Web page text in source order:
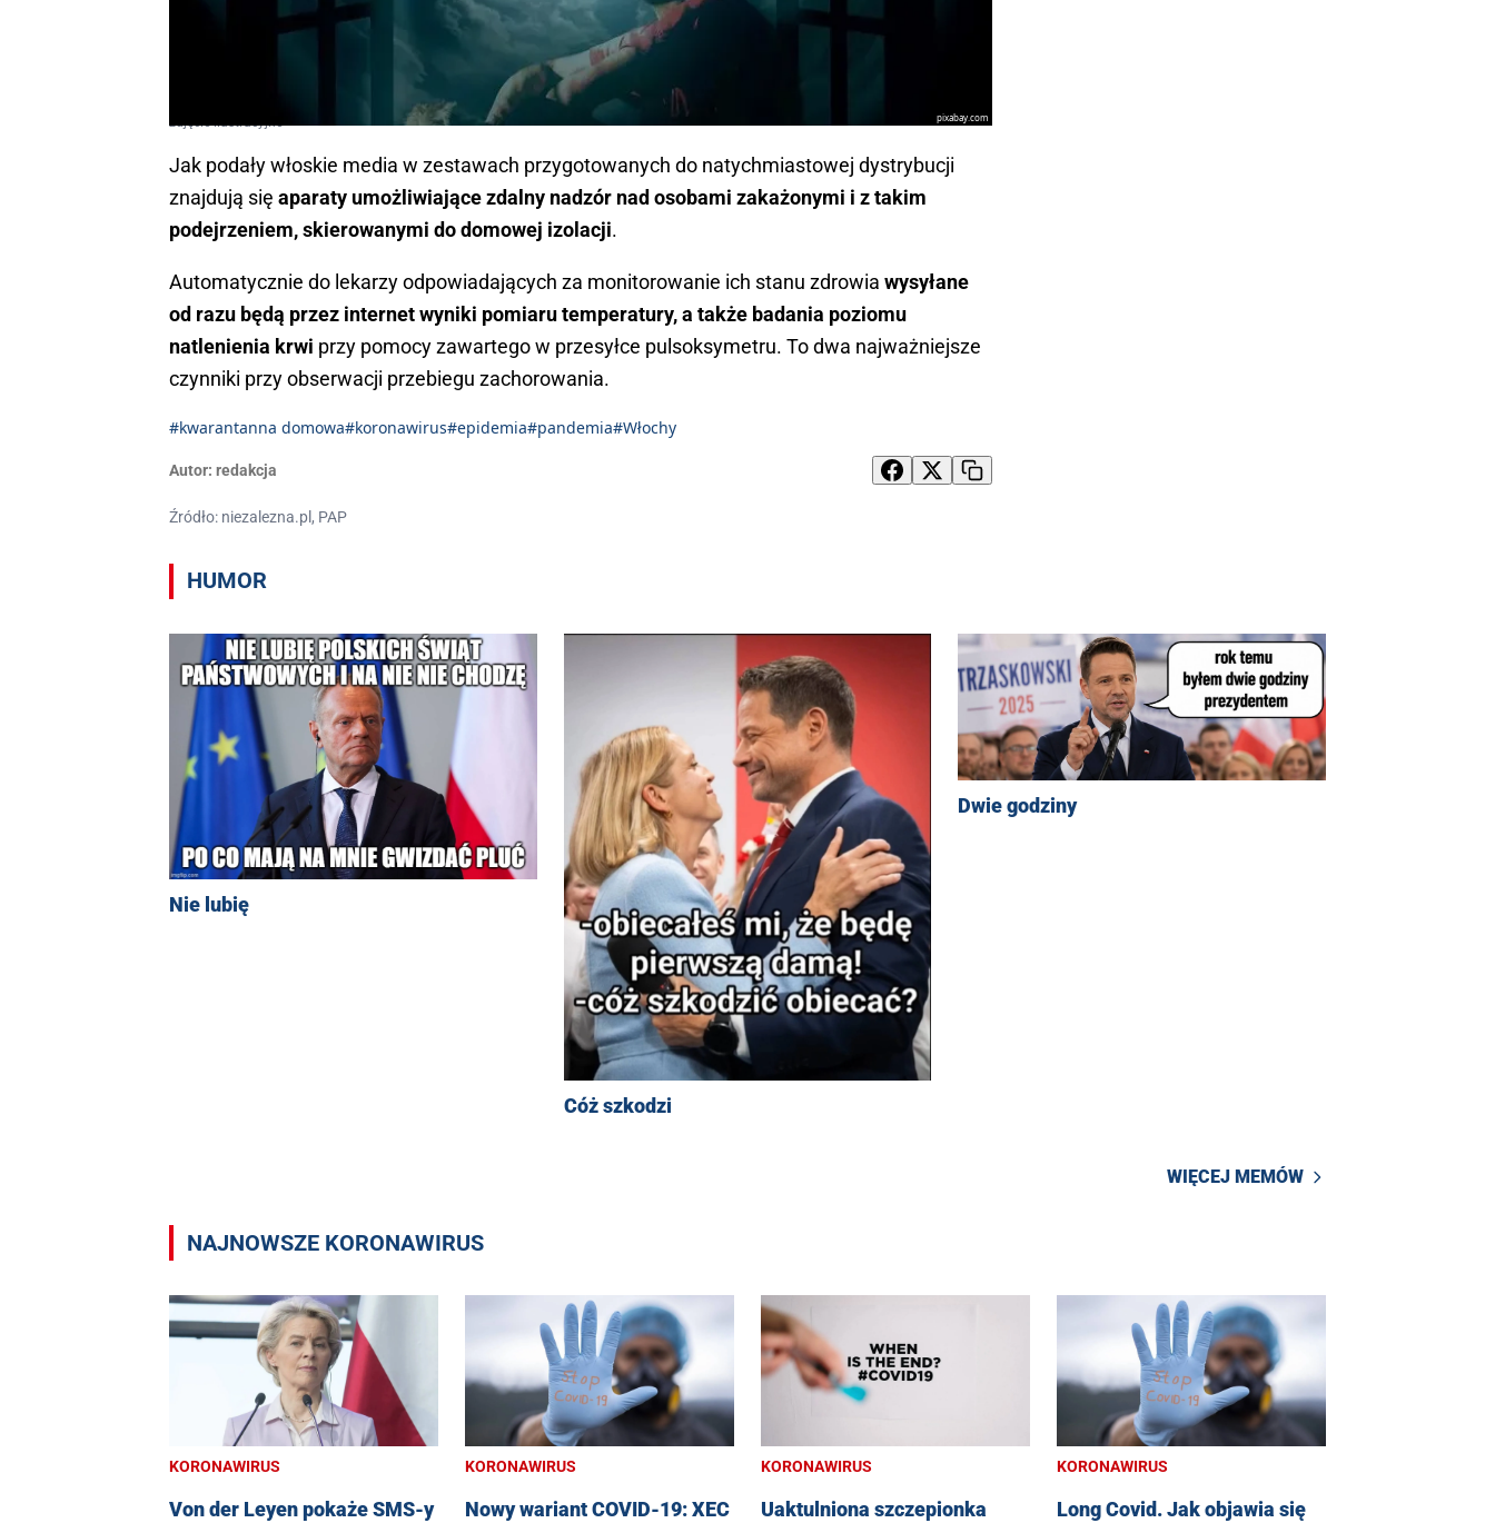
pixabay.com
zdjęcie ilustracyjne
Jak podały włoskie media w zestawach przygotowanych do natychmiastowej dystrybucji
znajdują się aparaty umożliwiające zdalny nadzór nad osobami zakażonymi i z takim
podejrzeniem, skierowanymi do domowej izolacji.
Automatycznie do lekarzy odpowiadających za monitorowanie ich stanu zdrowia wysyłane
od razu będą przez internet wyniki pomiaru temperatury, a także badania poziomu
natlenienia krwi przy pomocy zawartego w przesyłce pulsoksymetru. To dwa najważniejsze
czynniki przy obserwacji przebiegu zachorowania.
#kwarantanna domowa#koronawirus#epidemia#pandemia#Włochy
Autor: redakcja
Źródło: niezalezna.pl, PAP
HUMOR
Nie lubię
Cóż szkodzi
Dwie godziny
WIĘCEJ MEMÓW
NAJNOWSZE KORONAWIRUS
KORONAWIRUS
Von der Leyen pokaże SMS-y
KORONAWIRUS
Nowy wariant COVID-19: XEC
KORONAWIRUS
Uaktulniona szczepionka
KORONAWIRUS
Long Covid. Jak objawia się